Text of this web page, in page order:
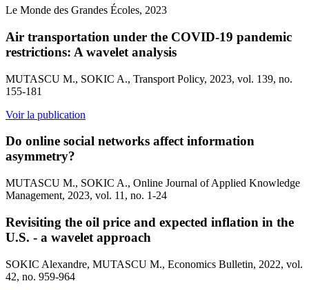
Le Monde des Grandes Écoles, 2023
Air transportation under the COVID-19 pandemic
restrictions: A wavelet analysis
MUTASCU M., SOKIC A., Transport Policy, 2023, vol. 139, no.
155-181
Voir la publication
Do online social networks affect information
asymmetry?
MUTASCU M., SOKIC A., Online Journal of Applied Knowledge
Management, 2023, vol. 11, no. 1-24
Revisiting the oil price and expected inflation in the
U.S. - a wavelet approach
SOKIC Alexandre, MUTASCU M., Economics Bulletin, 2022, vol.
42, no. 959-964